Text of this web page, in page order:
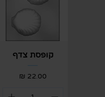
קופסת צדף
מחיר